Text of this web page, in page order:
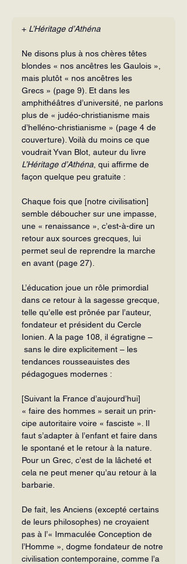
+ L’Héritage d’Athéna
Ne disons plus à nos chères têtes
blondes « nos ancêtres les Gaulois »,
mais plutôt « nos ancêtres les
Grecs » (page 9). Et dans les
amphithéâtres d’université, ne parlons
plus de « judéo-christianisme mais
d’helléno-christianisme » (page 4 de
cou­verture). Voilà du moins ce que
voudrait Yvan Blot, auteur du livre
L’Héritage d’Athéna , qui affirme de
façon quelque peu gratuite :
Chaque fois que [notre civilisation]
semble déboucher sur une impasse,
une « renaissance », c’est-à-dire un
re­tour aux sources grecques, lui
permet seul de reprendre la marche
en avant (page 27).
L’éducation joue un rôle primordial
dans ce retour à la sagesse grecque,
telle qu’elle est prônée par l’auteur,
fondateur et président du Cercle
Ionien. A la page 108, il égratigne –
sans le dire expli­citement – les
tendances rousseauistes des
pédagogues modernes :
[Suivant la France d’aujourd’hui]
« faire des hommes » serait un prin­
cipe autoritaire voire « fasciste ». Il
faut s’adapter à l’enfant et faire dans
le spontané et le retour à la nature.
Pour un Grec, c’est de la lâcheté et
cela ne peut mener qu’au retour à la
barbarie.
De fait, les Anciens (excepté certains
de leurs philosophes) ne croyaient
pas à l’« Immaculée Conception de
l’Homme », dogme fondateur de notre
civilisation contemporaine, comme l’a